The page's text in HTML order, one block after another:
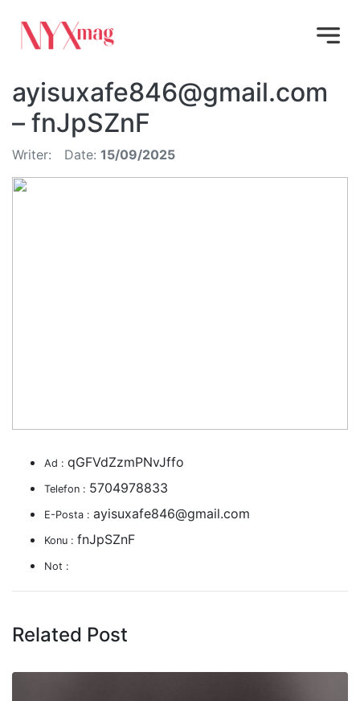
ayisuxafe846@gmail.com
– fnJpSZnF
Writer: Date: 15/09/2025
Ad : qGFVdZzmPNvJffo
Telefon : 5704978833
E-Posta : ayisuxafe846@gmail.com
Konu : fnJpSZnF
Not :
Related Post